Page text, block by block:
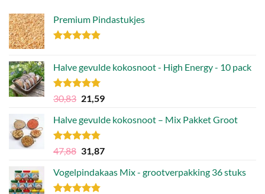
Premium Pindastukjes
Halve gevulde kokosnoot - High Energy - 10 pack
Gewaardeerd
4.92
uit 5
30,83 Oorspronkelijke
was:
30,83.
21,59Huidige
is:
Halve gevulde kokosnoot – Mix Pakket Groot
Gewaardeerd
4.75
uit 5
47,88 Oorspronkelijke
was:
47,88.
31,87Huidige
is:
Vogelpindakaas Mix - grootverpakking 36 stuks